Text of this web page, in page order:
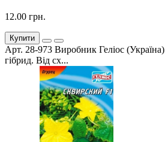
12.00 грн.
Купити
Арт. 28-973 Виробник Геліос
гібрид. Від сх...